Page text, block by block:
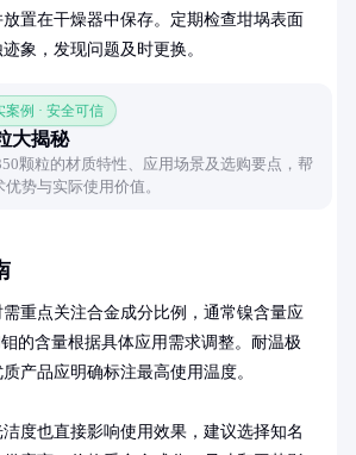
置在干燥器中保存。定期检查坩埚表面
象，发现问题及时更换。
案例 · 安全可信
大揭秘
颗粒的材质特性、应用场景及选购要点，帮
势与实际使用价值。
需重点关注合金成分比例，通常镍含量应
的含量根据具体应用需求调整。耐温极
产品应明确标注最高使用温度。
度也直接影响使用效果，建议选择知名